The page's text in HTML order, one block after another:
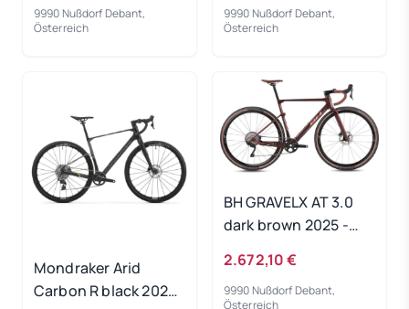
9990 Nußdorf Debant,
Österreich
9990 Nußdorf Debant,
Österreich
Mondraker Arid
Carbon R black 2025
BH GRAVELX AT 3.0
dark brown 2025 -
2.672,10 €
9990 Nußdorf Debant,
Österreich